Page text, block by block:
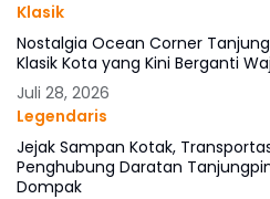
Klasik
Nostalgia Ocean Corner
Klasik Kota yang Kini Berganti
Juli 28, 2026
Legendaris
Jejak Sampan Kotak,
Penghubung Daratan
Dompak